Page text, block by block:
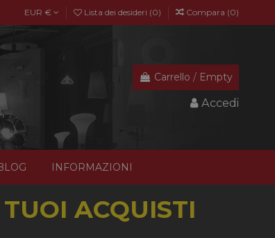
EUR € Lista dei desideri (0) Compara (0)
Carrello / Empty
Accedi
INFORMAZIONI
ACQUISTI